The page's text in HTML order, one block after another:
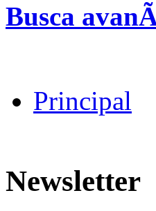
Busca
Principal
Newsletter